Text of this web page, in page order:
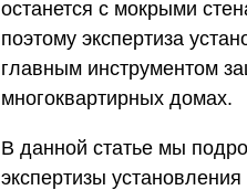
останется с мокрыми
поэтому экспертиза
главным инструментом
многоквартирных домах.
В данной статье мы
экспертизы